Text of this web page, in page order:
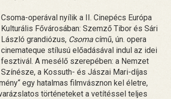
Csoma-operával nyílik a II. Cinepécs Európa
Kulturális Fővárosában: Szemző Tibor és Sári
László grandiózus, Csoma című, ún. opera
cinemateque stílusú előadásával indul az idei
fesztivál. A mesélő szerepében: a Nemzet
Színésze, a Kossuth- és Jászai Mari-díjas
egy hatalmas filmvásznon kel életre,
történeteket a vetítéssel teljes